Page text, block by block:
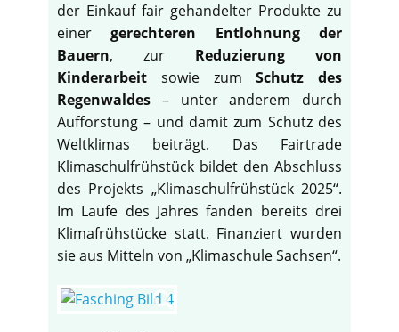
der Einkauf fair gehandelter Produkte zu
einergerechteren Entlohnung der
Bauern, zur Reduzierung von
Kinderarbeit sowie zumSchutz des
Regenwaldes – unter anderem durch
Aufforstung – und damit zum Schutz des
Weltklimas beiträgt. Das Fairtrade
Klimaschulfrühstück bildet den Abschluss
des Projekts „Klimaschulfrühstück 2025“.
Im Laufe des Jahres fanden bereits drei
Klimafrühstücke statt. Finanziert wurden
sie aus Mitteln von „Klimaschule Sachsen“.